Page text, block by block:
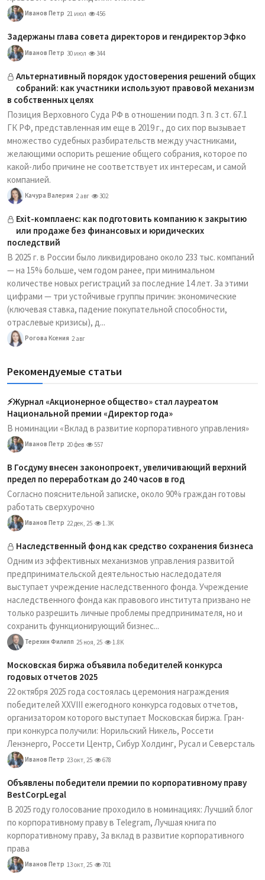
Иванов Петр 21 июл 456
Задержаны глава совета директоров и гендиректор Эфко
Иванов Петр 30 июл 344
Альтернативный порядок удостоверения решений общих
собраний: как участники используют правовой механизм
в собственных целях
Позиция Верховного Суда РФ в отношении подп. 3 п. 3 ст. 67.1
ГК РФ, представленная им еще в 2019 г., до сих пор вызывает
множество судебных разбирательств между участниками,
желающими оспорить решение общего собрания, которое по
какой-либо причине не соответствует их интересам, и самой
компанией.
Качура Валерия 2 авг 302
Exit-комплаенс: как подготовить компанию к закрытию
или продаже без финансовых и юридических
последствий
В 2025 г. в России было ликвидировано около 233 тыс. компаний
— на 15% больше, чем годом ранее, при минимальном
количестве новых регистраций за последние 14 лет. За этими
цифрами — три устойчивые группы причин: экономические
(ключевая ставка, падение покупательной способности,
отраслевые кризисы), д...
Рогова Ксения 2 авг
Рекомендуемые статьи
⚡️Журнал «Акционерное общество» стал лауреатом
Национальной премии «Директор года»
В номинации «Вклад в развитие корпоративного управления»
Иванов Петр 20 фев 557
В Госдуму внесен законопроект, увеличивающий верхний
предел по переработкам до 240 часов в год
Согласно пояснительной записке, около 90% граждан готовы
работать сверхурочно
Иванов Петр 22 дек, 25 1.3K
Наследственный фонд как средство сохранения бизнеса
Одним из эффективных механизмов управления развитой
предпринимательской деятельностью наследодателя
выступает учреждение наследственного фонда. Учреждение
наследственного фонда как правового института призвано не
только разрешить личные проблемы предпринимателя, но и
сохранить функционирующий бизнес...
Терехин Филипп 25 ноя, 25 1.8K
Московская биржа объявила победителей конкурса
годовых отчетов 2025
22 октября 2025 года состоялась церемония награждения
победителей XXVIII ежегодного конкурса годовых отчетов,
организатором которого выступает Московская биржа. Гран-
при конкурса получили: Норильский Никель, Россети
Ленэнерго, Россети Центр, Сибур Холдинг, Русал и Северсталь
Иванов Петр 23 окт, 25 678
Объявлены победители премии по корпоративному праву
BestCorpLegal
В 2025 году голосование проходило в номинациях: Лучший блог
по корпоративному праву в Telegram, Лучшая книга по
корпоративному праву, За вклад в развитие корпоративного
права
Иванов Петр 13 окт, 25 701